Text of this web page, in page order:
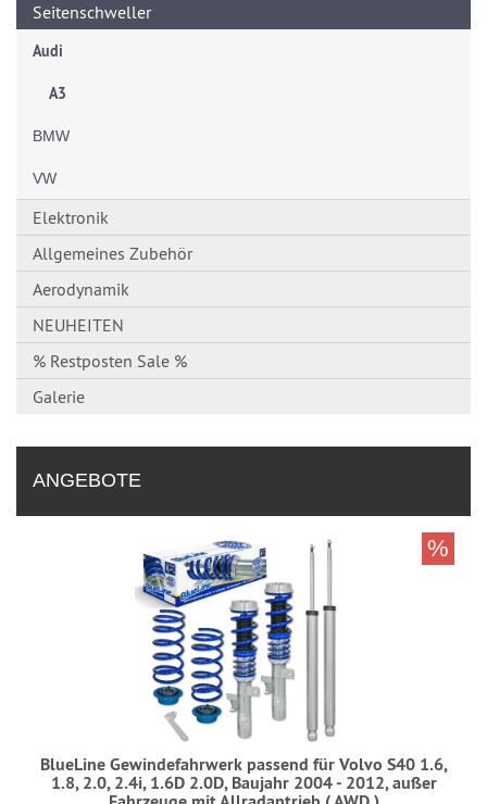
Seitenschweller
Audi
A3
BMW
VW
Elektronik
Allgemeines Zubehör
Aerodynamik
NEUHEITEN
% Restposten Sale %
Galerie
ANGEBOTE
BlueLine Gewindefahrwerk passend für Volvo S40 1.6,
1.8, 2.0, 2.4i, 1.6D 2.0D, Baujahr 2004 - 2012, außer
%